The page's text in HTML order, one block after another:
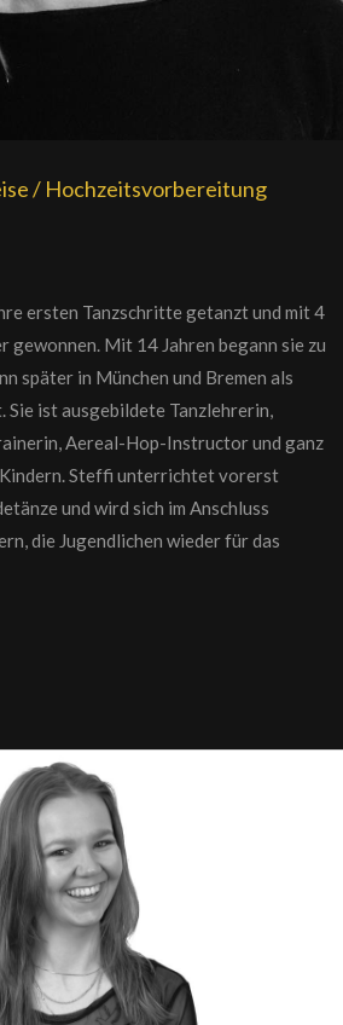
/ Hochzeitsvorbereitung
ersten Tanzschritte getanzt und mit 4
gewonnen. Mit 14 Jahren begann sie zu
später in München und Bremen als
Sie ist ausgebildete Tanzlehrerin,
Aereal-Hop-Instructor und ganz
Steffi unterrichtet vorerst
und wird sich im Anschluss
die Jugendlichen wieder für das